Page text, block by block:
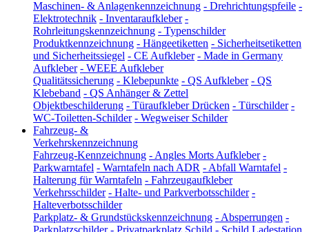
Maschinen- & Anlagenkennzeichnung - Drehrichtungspfeile -
Elektrotechnik - Inventaraufkleber -
Rohrleitungskennzeichnung - Typenschilder
Produktkennzeichnung - Hängeetiketten - Sicherheitsetiketten
und Sicherheitssiegel - CE Aufkleber - Made in Germany
Aufkleber - WEEE Aufkleber
Qualitätssicherung - Klebepunkte - QS Aufkleber - QS
Klebeband - QS Anhänger & Zettel
Objektbeschilderung - Türaufkleber Drücken - Türschilder -
WC-Toiletten-Schilder - Wegweiser Schilder
Fahrzeug- &
Verkehrskennzeichnung
Fahrzeug-Kennzeichnung - Angles Morts Aufkleber -
Parkwarntafel - Warntafeln nach ADR - Abfall Warntafel -
Halterung für Warntafeln - Fahrzeugaufkleber
Verkehrsschilder - Halte- und Parkverbotsschilder -
Halteverbotsschilder
Parkplatz- & Grundstückskennzeichnung - Absperrungen -
Parkplatzschilder - Privatparkplatz Schild - Schild Ladestation